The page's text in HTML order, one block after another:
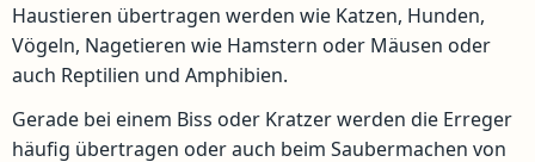
Haustieren übertragen werden wie Katzen, Hunden,
Vögeln, Nagetieren wie Hamstern oder Mäusen oder
auch Reptilien und Amphibien.
Gerade bei einem Biss oder Kratzer werden die Erreger
häufig übertragen oder auch beim Saubermachen von